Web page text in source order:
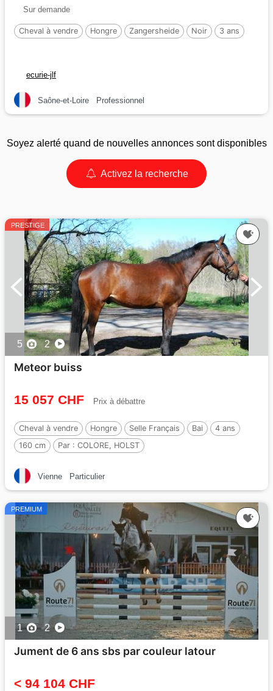
Sur demande
Cheval à vendre Hongre Zangersheide Noir 3 ans
ecurie-jlf
Saône-et-Loire Professionnel
Soyez alerté quand de nouvelles annonces sont disponibles
Activez la recherche
PRESTIGE
5 2
Meteor buiss
15 057 CHF Prix à débattre
Cheval à vendre Hongre Selle Français Bai
4 ans
160 cm
Par : COLORE, HOLST
Vienne Particulier
PREMIUM
1 2
Jument de 6 ans sbs par couleur latour
< 94 104 CHF